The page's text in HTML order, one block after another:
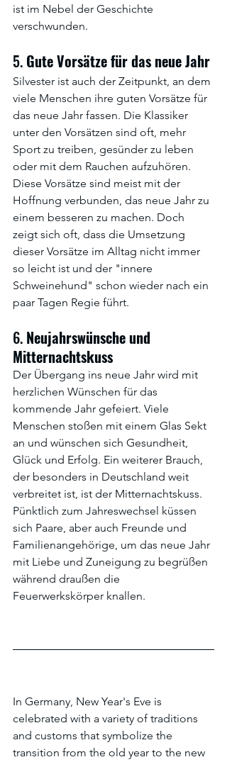
ist im Nebel der Geschichte
verschwunden.
5. Gute Vorsätzefürdas neueJahr
Silvester ist auch der Zeitpunkt, an dem
viele Menschen ihre guten Vorsätze für
das neue Jahr fassen. Die Klassiker
unter den Vorsätzen sind oft, mehr
Sport zu treiben, gesünder zu leben
oder mit dem Rauchen aufzuhören.
Diese Vorsätze sind meist mit der
Hoffnung verbunden, das neue Jahr zu
einem besseren zu machen. Doch
zeigt sich oft, dass die Umsetzung
dieser Vorsätze im Alltag nicht immer
so leicht ist und der "innere
Schweinehund" schon wieder nach ein
paar Tagen Regie führt.
6. Neujahrswünscheund
Mitternachtskuss
Der Übergang ins neue Jahr wird mit
herzlichen Wünschen für das
kommende Jahr gefeiert. Viele
Menschen stoßen mit einem Glas Sekt
an und wünschen sich Gesundheit,
Glück und Erfolg. Ein weiterer Brauch,
der besonders in Deutschland weit
verbreitet ist, ist der Mitternachtskuss.
Pünktlich zum Jahreswechsel küssen
sich Paare, aber auch Freunde und
Familienangehörige, um das neue Jahr
mit Liebe und Zuneigung zu begrüßen
während draußen die
Feuerwerkskörper knallen.
In Germany, New Year's Eve is
celebrated with a variety of traditions
and customs that symbolize the
transition from the old year to the new